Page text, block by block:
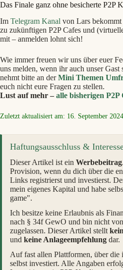
Das Finale ganz ohne besicherte P2P
Im Telegram Kanal von Lars
zu zukünftigen P2P Cafes und
mit – anmelden lohnt sich!
Wie immer freuen wir uns über euer
uns melden, wenn ihr auch unser Gast
nehmt bitte an derMini Themen
euch nicht eure Fragen zu stellen.
Lust auf mehr –alle bisherigen
Zuletzt aktualisiert am: 16. September 2024
Haftungsausschluss &
Dieser Artikel ist ein Werbebeitrag
Provision, wenn du dich über die
Links registrierst und investierst.
mein eigenes Kapital und habe
game".
Ich besitze keine Erlaubnis als
nach § 34f GewO und bin nicht
zugelassen. Dieser Artikel stellt
und keine Anlageempfehlung dar.
Auf fast allen Plattformen, über die
selbst investiert. Alle Angaben